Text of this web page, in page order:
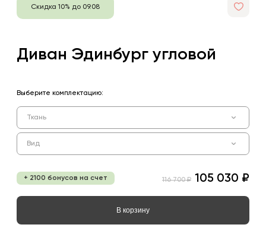
Скидка 10% до 09.08
Диван Эдинбург угловой
Выберите комплектацию:
Ткань
Вид
+ 2100 бонусов на счет 116 700 ₽ 105 030 ₽
В корзину